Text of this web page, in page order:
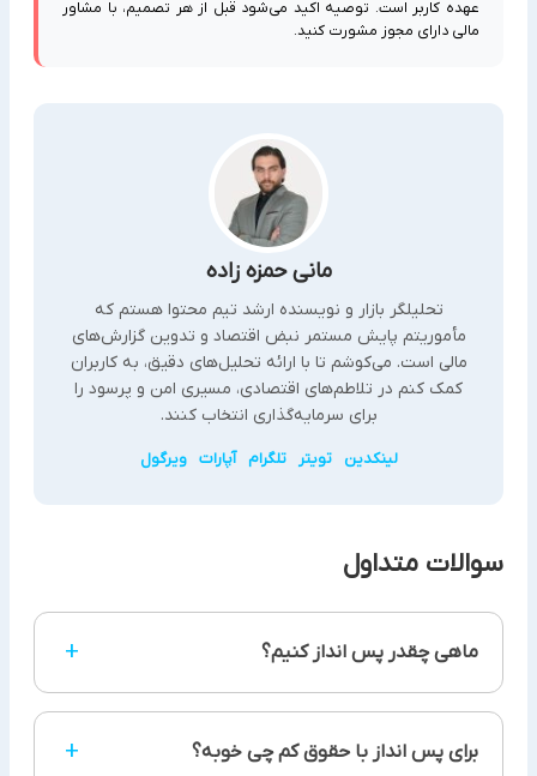
عهده کاربر است. توصیه اکید می‌شود قبل از هر تصمیم، با مشاور
مالی دارای مجوز مشورت کنید.
مانی حمزه زاده
تحلیلگر بازار و نویسنده ارشد تیم محتوا هستم که
مأموریتم پایش مستمر نبض اقتصاد و تدوین گزارش‌های
مالی است. می‌کوشم تا با ارائه تحلیل‌های دقیق، به کاربران
کمک کنم در تلاطم‌های اقتصادی، مسیری امن و پرسود را
برای سرمایه‌گذاری انتخاب کنند.
لینکدین تویتر تلگرام آپارات ویرگول
سوالات متداول
ماهی چقدر پس انداز کنیم؟ +
تغییر دهند، پس انداز 30 تا 50 درصدی ضروی است. امابرای پس انداز با حقوق کم چی خوبه؟ +